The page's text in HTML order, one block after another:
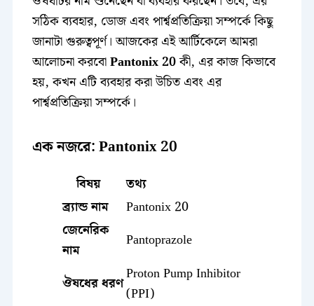
সঠিক ব্যবহার, ডোজ এবং পার্শ্বপ্রতিক্রিয়া সম্পর্কে কিছু
জানাটা গুরুত্বপূর্ণ। আজকের এই আর্টিকেলে আমরা
আলোচনা করবোPantonix 20কী, এর কাজ কিভাবে
হয়, কখন এটি ব্যবহার করা উচিত এবং এর
পার্শ্বপ্রতিক্রিয়া সম্পর্কে।
এক নজরে: Pantonix 20
বিষয়
তথ্য
ব্র্যান্ড নাম
Pantonix 20
জেনেরিক
নাম
Pantoprazole
ঔষধের ধরণProton Pump Inhibitor
(PPI)